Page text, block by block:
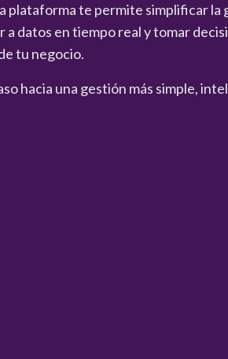
plataforma te permite simplificar la
a datos en tiempo real y tomar
tu negocio.
hacia una gestión más simple,